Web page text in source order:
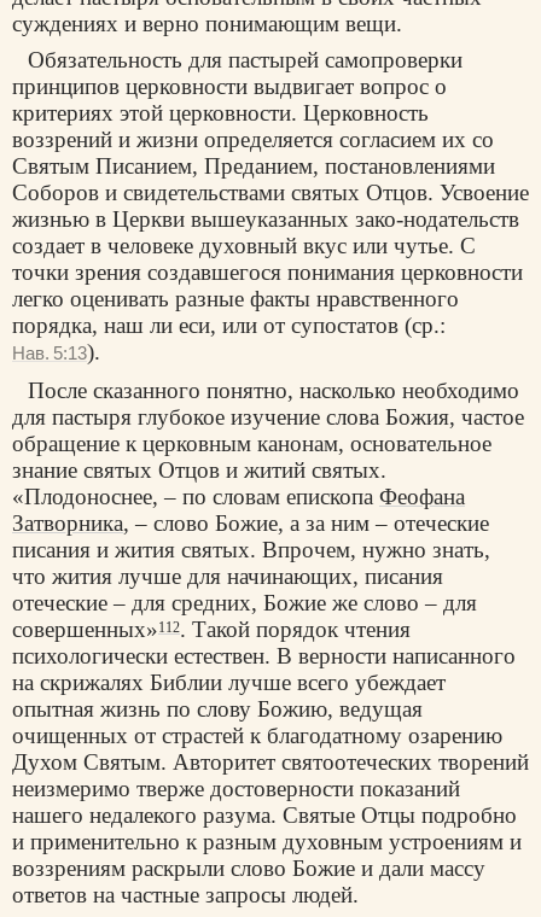
суждениях и верно понимающим вещи.
Обязательность для пастырей самопроверки
принципов церковности выдвигает вопрос о
критериях этой церковности. Церковность
воззрений и жизни определяется согласием их со
Святым Писанием, Преданием, постановлениями
Соборов и свидетельствами святых Отцов. Усвоение
жизнью в Церкви вышеуказанных зако-нодательств
создает в человеке духовный вкус или чутье. С
точки зрения создавшегося понимания церковности
легко оценивать разные факты нравственного
порядка, наш ли еси, или от супостатов (ср.:
Нав. 5:13).
После сказанного понятно, насколько необходимо
для пастыря глубокое изучение слова Божия, частое
обращение к церковным канонам, основательное
знание святых Отцов и житий святых.
«Плодоноснее, – по словам епископа Феофана
Затворника, – слово Божие, а за ним – отеческие
писания и жития святых. Впрочем, нужно знать,
что жития лучше для начинающих, писания
отеческие – для средних, Божие же слово – для
совершенных»112. Такой порядок чтения
психологически естествен. В верности написанного
на скрижалях Библии лучше всего убеждает
опытная жизнь по слову Божию, ведущая
очищенных от страстей к благодатному озарению
Духом Святым. Авторитет святоотеческих творений
неизмеримо тверже достоверности показаний
нашего недалекого разума. Святые Отцы подробно
и применительно к разным духовным устроениям и
воззрениям раскрыли слово Божие и дали массу
ответов на частные запросы людей.